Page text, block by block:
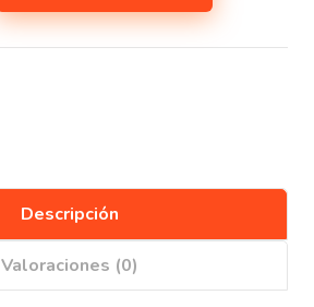
Descripción
Valoraciones (0)